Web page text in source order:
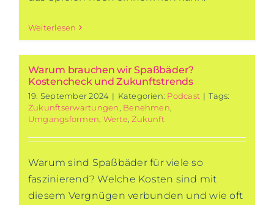
Weiterlesen
Warum brauchen wir Spaßbäder?
Kostencheck und Zukunftstrends
19. September 2024 | Kategorien: Podcast | Tags:
Zukunftserwartungen Benehmen
Umgangsformen Werte ,Zukunft
Warum sind Spaßbäder für viele so
faszinierend? Welche Kosten sind mit
diesem Vergnügen verbunden und wie oft